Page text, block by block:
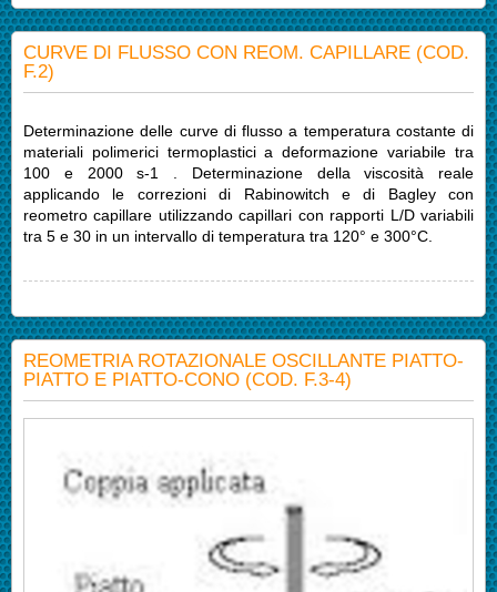
CURVE DI FLUSSO CON REOM. CAPILLARE (COD.
F.2)
Determinazione delle curve di flusso a temperatura costante di
materiali polimerici termoplastici a deformazione variabile tra
100 e 2000 s-1 . Determinazione della viscosità reale
applicando le correzioni di Rabinowitch e di Bagley con
reometro capillare utilizzando capillari con rapporti L/D variabili
tra 5 e 30 in un intervallo di temperatura tra 120° e 300°C.
REOMETRIA ROTAZIONALE OSCILLANTE PIATTO-
PIATTO E PIATTO-CONO (COD. F.3-4)